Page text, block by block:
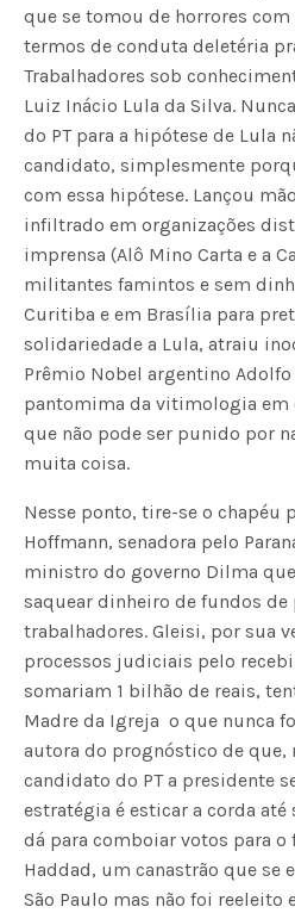
que se tomou de horrores
termos de conduta deletéria
Trabalhadores sob
Luiz Inácio Lula da Silva. Nunca
do PT para a hipótese de Lula
candidato, simplesmente
com essa hipótese. Lançou
infiltrado em organizações
imprensa (Alô Mino Carta e a
militantes famintos e sem
Curitiba e em Brasília para
solidariedade a Lula, atraiu
Prêmio Nobel argentino Adolfo
pantomima da vitimologia em
que não pode ser punido por
muita coisa.
Nesse ponto, tire-se o chapéu
Hoffmann, senadora pelo
ministro do governo Dilma
saquear dinheiro de fundos
trabalhadores. Gleisi, por sua
processos judiciais pelo
somariam 1 bilhão de reais,
Madre da Igreja  o que nunca
autora do prognóstico de que,
candidato do PT a presidente
estratégia é esticar a corda
dá para comboiar votos para o
Haddad, um canastrão que se
São Paulo mas não foi reeleito